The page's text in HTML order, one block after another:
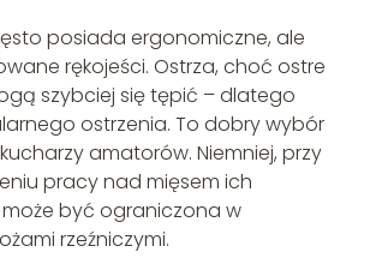
posiada ergonomiczne, ale
rękojeści. Ostrza, choć ostre
szybciej się tępić – dlatego
ostrzenia. To dobry wybór
amatorów. Niemniej, przy
pracy nad mięsem ich
być ograniczona w
rzeźniczymi.